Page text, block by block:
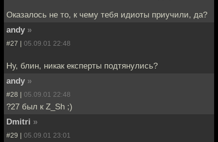
Оказалось не то, к чему тебя идиоты приучили, да?
andy »
#27 | 05.09.01 22:48
Ну, блин, никак експерты подтянулись?
andy »
#28 | 05.09.01 22:48
?27 был к Z_Sh ;)
Dmitri »
#29 | 05.09.01 23:01